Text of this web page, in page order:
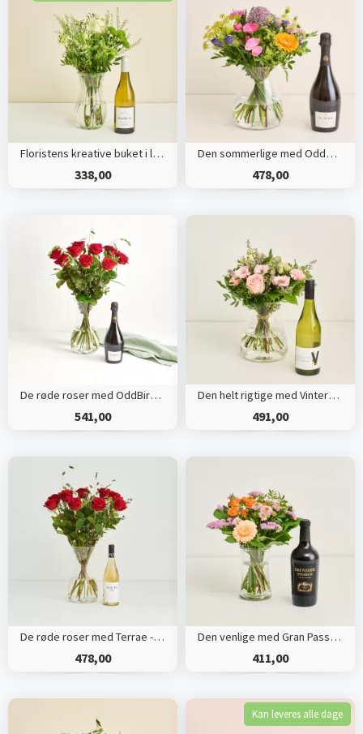
Floristens kreative buket i lyse nuancer med hvidvin
338,00
Den sommerlige med OddBird Spumante, alkoholfri
478,00
De røde roser med OddBird Spumante, alkoholfri
541,00
Den helt rigtige med Vinterra, Sauvignon Blanc
491,00
De røde roser med Terrae - Garnacha, Blanco, økologisk hvidvin
478,00
Den venlige med Gran Passione, Appassimento økologisk
411,00
Kan leveres alle dage